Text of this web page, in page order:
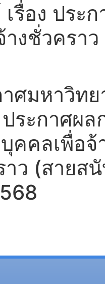
รื่อง ประ
งชั่วครา
าศมหาวิท
ประกาศผ
คคลเพื่อจ้
าว (สายส